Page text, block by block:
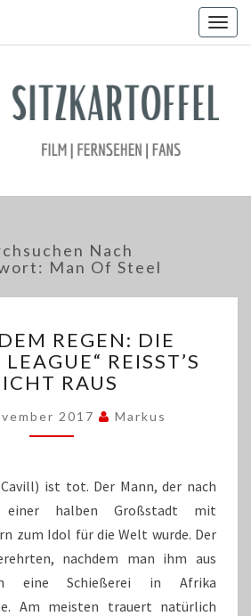
Nach
Man Of Steel
DEM
REGEN:
DIE
LEAGUE“
REISST’S N
REGEN: DIE
REISST’S N
RAUS
2017 Markus
ist tot. Der Mann, der nach
einer halben Großstadt mit
zum Idol für die Welt wurde. Der
nachdem man ihm aus
eine Schießerei in Afrika
Am meisten trauert natürlich